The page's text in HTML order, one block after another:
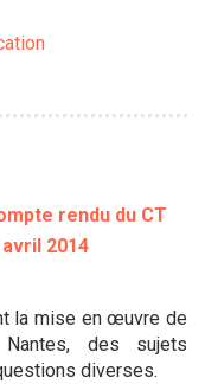
rendu du CT
avril 2014
la mise en œuvre de
des sujets
diverses.